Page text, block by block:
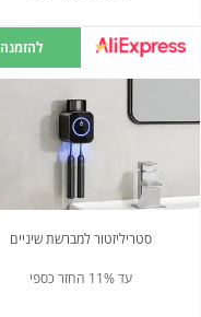
להזמנה
סטריליזטור למברשת שיניים
עד 11% החזר כספי